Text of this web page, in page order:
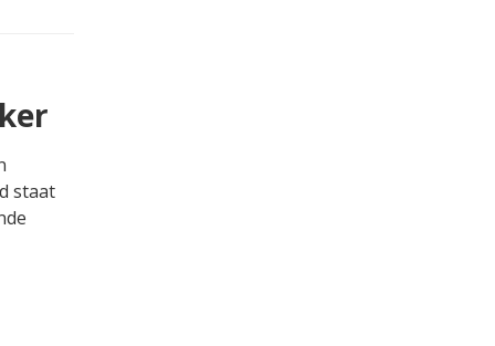
staat